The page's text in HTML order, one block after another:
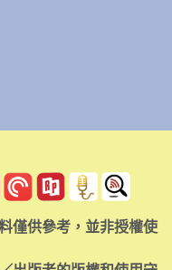
僅供參考，並非授權使